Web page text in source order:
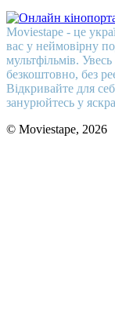
Moviestape - це
вас у неймовірну
мультфільмів.
безкоштовно, без
Відкривайте для
занурюйтесь у
© Moviestape, 2026